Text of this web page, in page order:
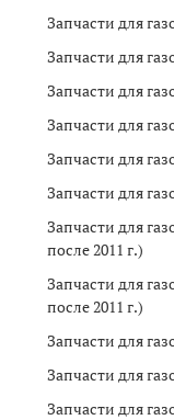
Запчасти для
Запчасти для
Запчасти для
Запчасти для
Запчасти для
Запчасти для
Запчасти для
после 2011 г.)
Запчасти для
после 2011 г.)
Запчасти для
Запчасти для
Запчасти для